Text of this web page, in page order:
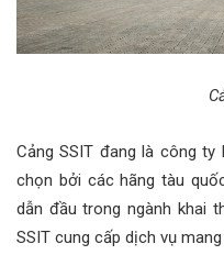
Cảng SSIT đang là công
chọn bởi các hãng tàu
dẫn đầu trong ngành khai
SSIT cung cấp dịch vụ